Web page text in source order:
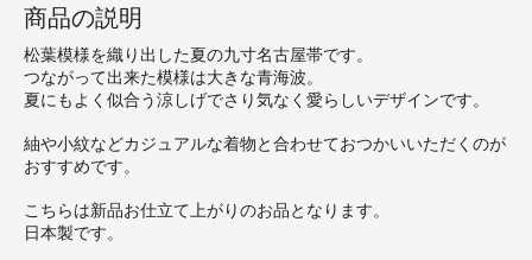
商品の説明
松葉模様を織り出した夏の九寸名古屋帯です。
つながって出来た模様は大きな青海波。
夏にもよく似合う涼しげでさり気なく愛らしいデザインです。
紬や小紋などカジュアルな着物と合わせておつかいいただくのが
おすすめです。
こちらは新品お仕立て上がりのお品となります。
日本製です。